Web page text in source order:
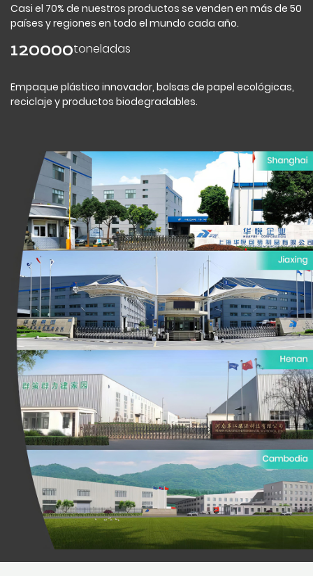
Casi el 70% de nuestros productos se venden en más de 50
países y regiones en todo el mundo cada año.
120000toneladas
Empaque plástico innovador, bolsas de papel ecológicas,
reciclaje y productos biodegradables.